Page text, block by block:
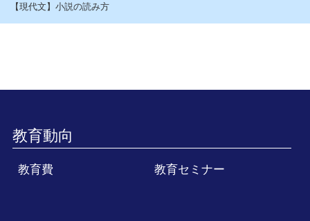
【現代文】小説の読み方
教育動向
教育費 教育セミナー